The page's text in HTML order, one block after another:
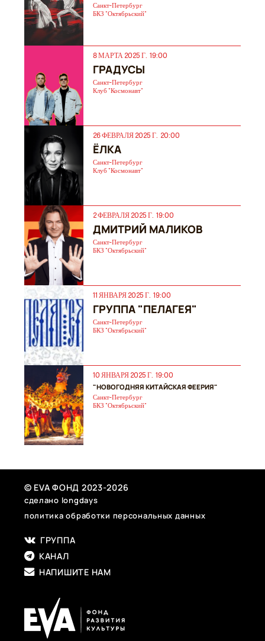
Санкт-Петербург
БКЗ "Октябрьский"
8 МАРТА 2025 Г. 19:00
ГРАДУСЫ
Санкт-Петербург
Клуб "Космонавт"
26 ФЕВРАЛЯ 2025 Г. 20:00
ЁЛКА
Санкт-Петербург
Клуб "Космонавт"
2 ФЕВРАЛЯ 2025 Г. 19:00
ДМИТРИЙ МАЛИКОВ
Санкт-Петербург
БКЗ "Октябрьский"
11 ЯНВАРЯ 2025 Г. 19:00
ГРУППА "ПЕЛАГЕЯ"
Санкт-Петербург
БКЗ "Октябрьский"
10 ЯНВАРЯ 2025 Г. 19:00
"НОВОГОДНЯЯ КИТАЙСКАЯ ФЕЕРИЯ"
Санкт-Петербург
БКЗ "Октябрьский"
© EVA ФОНД 2023-2026
сделано longdays
политика обработки персональных данных
ГРУППА
КАНАЛ
НАПИШИТЕ НАМ